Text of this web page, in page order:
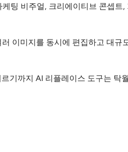
팅 비주얼, 크리에이티브 콘셉트
이미지를 동시에 편집하고 대규
기까지 AI 리플레이스 도구는 탁